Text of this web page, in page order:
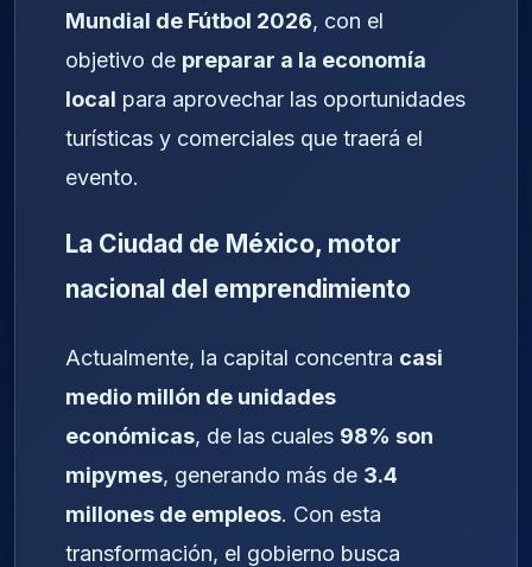
Mundial de Fútbol 2026, con el
objetivo de preparar a la economía
local para aprovechar las oportunidades
turísticas y comerciales que traerá el
evento.
La Ciudad de México, motor
nacional del emprendimiento
Actualmente, la capital concentra casi
medio millón de unidades
económicas, de las cuales 98% son
mipymes, generando más de 3.4
millones de empleos. Con esta
transformación, el gobierno busca